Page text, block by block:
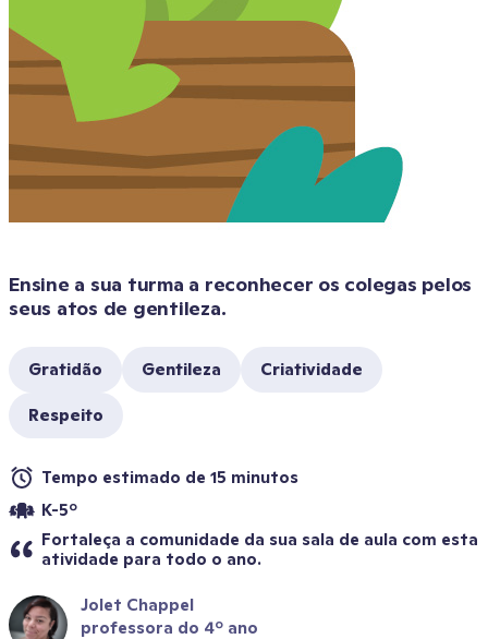
Ensine a sua turma a reconhecer os colegas pelos
seus atos de gentileza.
Gratidão Gentileza Criatividade
Respeito
Tempo estimado de 15 minutos
K-5º
Fortaleça a comunidade da sua sala de aula com esta
atividade para todo o ano.
Jolet Chappel
professora do 4º ano